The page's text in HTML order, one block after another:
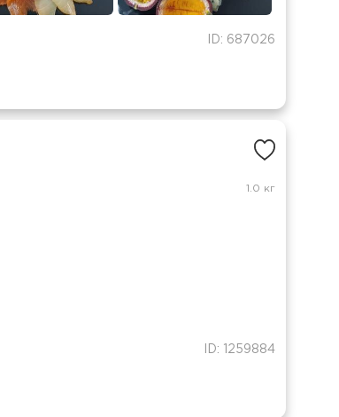
ID: 687026
1.0 кг
ID: 1259884